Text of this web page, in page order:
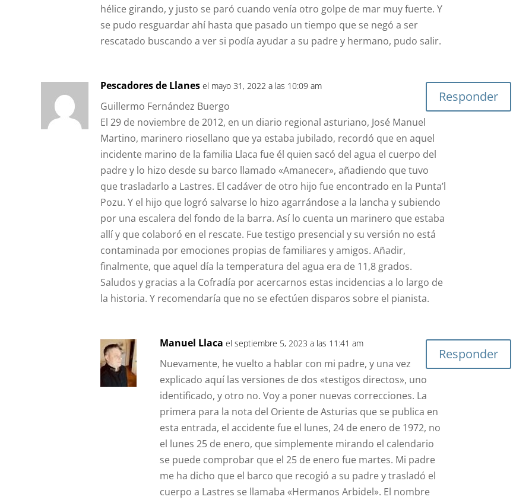
hélice girando, y justo se paró cuando venía otro golpe de mar muy fuerte. Y
se pudo resguardar ahí hasta que pasado un tiempo que se negó a ser
rescatado buscando a ver si podía ayudar a su padre y hermano, pudo salir.
Pescadores de Llanes el mayo 31, 2022 a las 10:09 am
Guillermo Fernández Buergo
El 29 de noviembre de 2012, en un diario regional asturiano, José Manuel
Martino, marinero riosellano que ya estaba jubilado, recordó que en aquel
incidente marino de la familia Llaca fue él quien sacó del agua el cuerpo del
padre y lo hizo desde su barco llamado «Amanecer», añadiendo que tuvo
que trasladarlo a Lastres. El cadáver de otro hijo fue encontrado en la Punta’l
Pozu. Y el hijo que logró salvarse lo hizo agarrándose a la lancha y subiendo
por una escalera del fondo de la barra. Así lo cuenta un marinero que estaba
allí y que colaboró en el rescate. Fue testigo presencial y su versión no está
contaminada por emociones propias de familiares y amigos. Añadir,
finalmente, que aquel día la temperatura del agua era de 11,8 grados.
Saludos y gracias a la Cofradía por acercarnos estas incidencias a lo largo de
la historia. Y recomendaría que no se efectúen disparos sobre el pianista.
Responder
Manuel Llaca el septiembre 5, 2023 a las 11:41 am
Nuevamente, he vuelto a hablar con mi padre, y una vez
explicado aquí las versiones de dos «testigos directos», uno
identificado, y otro no. Voy a poner nuevas correcciones. La
primera para la nota del Oriente de Asturias que se publica en
esta entrada, el accidente fue el lunes, 24 de enero de 1972, no
el lunes 25 de enero, que simplemente mirando el calendario
se puede comprobar que el 25 de enero fue martes. Mi padre
me ha dicho que el barco que recogió a su padre y trasladó el
cuerpo a Lastres se llamaba «Hermanos Arbidel». El nombre
Responder